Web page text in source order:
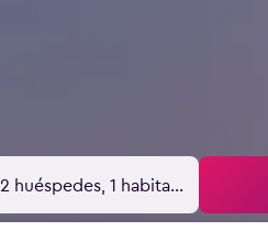
2 huéspedes, 1 habitación